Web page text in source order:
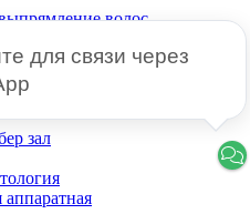
волос
волос без применения
зал
для связи через